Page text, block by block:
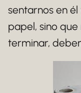
sentarnos en
papel, sino
terminar,